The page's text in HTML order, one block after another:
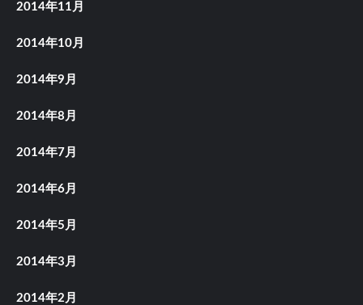
2014年11月
2014年10月
2014年9月
2014年8月
2014年7月
2014年6月
2014年5月
2014年3月
2014年2月